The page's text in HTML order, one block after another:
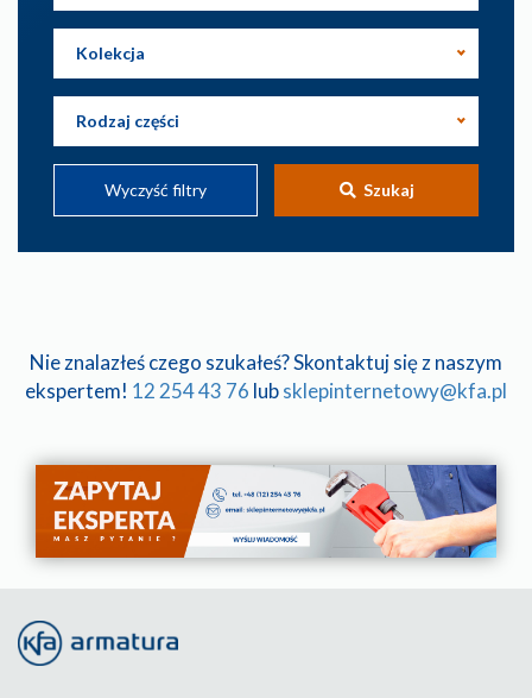
Kolekcja
Rodzaj części
Wyczyść filtry Szukaj
Nie znalazłeś czego szukałeś? Skontaktuj się z naszym
ekspertem! 12 254 43 76 lubsklepinternetowy@kfa.pl